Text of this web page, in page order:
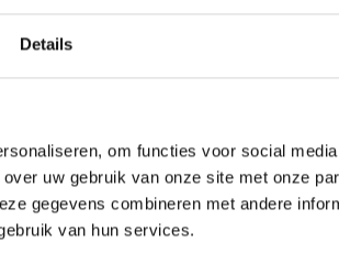
Details
om functies voor social
uw gebruik van onze site met onze
gegevens combineren met andere
van hun services.
Verzenden
verbandkasten